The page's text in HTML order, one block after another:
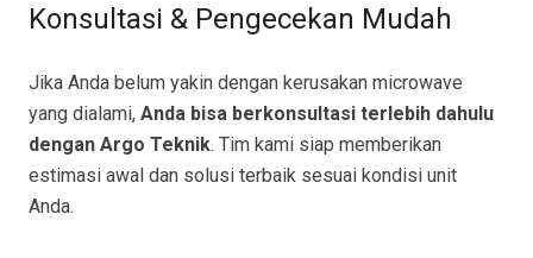
Konsultasi & Pengecekan Mudah
Jika Anda belum yakin dengan kerusakan microwave
yang dialami, Anda bisa berkonsultasi terlebih dahulu
dengan Argo Teknik. Tim kami siap memberikan
estimasi awal dan solusi terbaik sesuai kondisi unit
Anda.